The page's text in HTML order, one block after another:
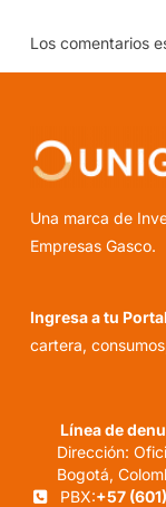
Los comentarios
Una marca de
Empresas Gasco.
Ingresa a tu Portal
cartera,
Línea de
Dirección:
Bogotá,
PBX:+57